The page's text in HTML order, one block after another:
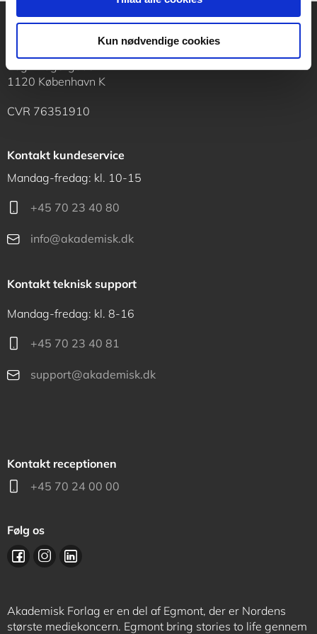
Kun nødvendige cookies
Vognmagergade 11
1120 København K
CVR 76351910
Kontakt kundeservice
Mandag-fredag: kl. 10-15
+45 70 23 40 80
info@akademisk.dk
Kontakt teknisk support
Mandag-fredag: kl. 8-16
+45 70 23 40 81
support@akademisk.dk
Kontakt receptionen
+45 70 24 00 00
Følg os
Akademisk Forlag er en del af Egmont, der er Nordens
største mediekoncern. Egmont bring stories to life gennem